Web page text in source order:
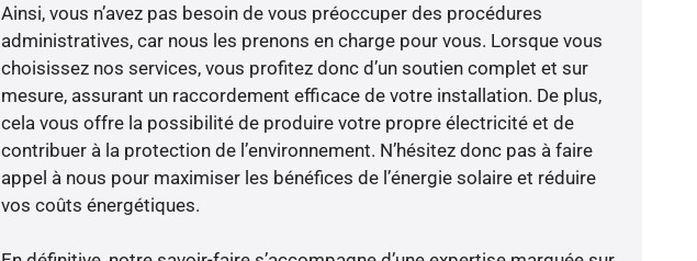
Ainsi, vous n’avez pas besoin de vous préoccuper des procédures
administratives, car nous les prenons en charge pour vous. Lorsque vous
choisissez nos services, vous profitez donc d’un soutien complet et sur
mesure, assurant un raccordement efficace de votre installation. De plus,
cela vous offre la possibilité de produire votre propre électricité et de
contribuer à la protection de l’environnement. N’hésitez donc pas à faire
appel à nous pour maximiser les bénéfices de l’énergie solaire et réduire
vos coûts énergétiques.